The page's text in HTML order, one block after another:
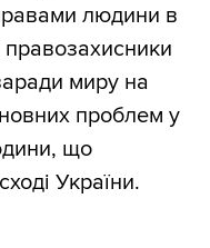
людини в
правозахисники
миру на
проблем у
що
України.